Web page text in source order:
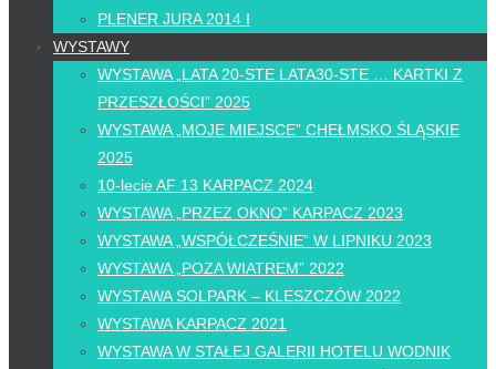
PLENER JURA 2014 I
WYSTAWY
WYSTAWA „LATA 20-STE LATA30-STE … KARTKI Z
PRZESZŁOŚCI” 2025
WYSTAWA „MOJE MIEJSCE” CHEŁMSKO ŚLĄSKIE
2025
10-lecie AF 13 KARPACZ 2024
WYSTAWA „PRZEZ OKNO” KARPACZ 2023
WYSTAWA „WSPÓŁCZEŚNIE” W LIPNIKU 2023
WYSTAWA „POZA WIATREM” 2022
WYSTAWA SOLPARK – KLESZCZÓW 2022
WYSTAWA KARPACZ 2021
WYSTAWA W STAŁEJ GALERII HOTELU WODNIK